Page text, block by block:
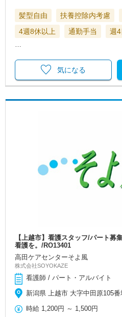
髪型自由 扶養控除内考慮
4週8休以上
通勤手当 週
…
気になる
【上越市】看護スタッフ/パート募
看護を。/RO13401
高田ケアセンターそよ風
株式会社SOYOKAZE
看護師 / パート・アルバイト
新潟県 上越市 大字中田原105番
時給 1,200円 ～ 1,500円